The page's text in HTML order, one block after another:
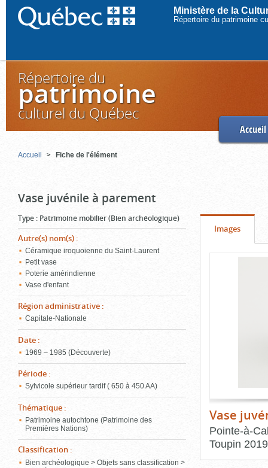
Ministère de la
Répertoire du patrimoine
Répertoire du
patrimoine
culturel du Québec
Accueil
Accueil Fiche de l'élément
Vase juvénile à parement
Type : Patrimoine mobilier (Bien archéologique)
Autre(s) nom(s) :
Céramique iroquoienne du Saint-Laurent
Petit vase
Poterie amérindienne
Vase d'enfant
Région administrative :
Capitale-Nationale
Date :
1969 – 1985 (Découverte)
Période :
Sylvicole supérieur tardif ( 650 à 450 AA)
Thématique :
Patrimoine autochtone (Patrimoine des
Premières Nations)
Classification :
Bien archéologique > Objets sans classification >
Onglet
Images(cliquer
pour
Vase
Pointe-à-
Toupin 2019